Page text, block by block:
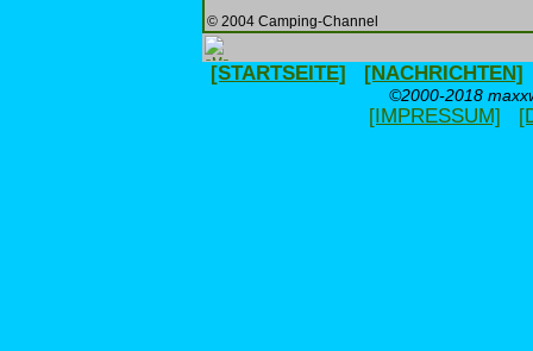
© 2004 Camping-Channel
[STARTSEITE] [NACHRICHTEN]
©2000-2018
[IMPRESSUM]